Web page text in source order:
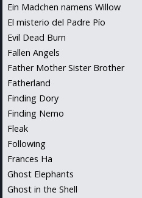
Ein Madchen namens Willow
El misterio del Padre Pío
Evil Dead Burn
Fallen Angels
Father Mother Sister Brother
Fatherland
Finding Dory
Finding Nemo
Fleak
Following
Frances Ha
Ghost Elephants
Ghost in the Shell